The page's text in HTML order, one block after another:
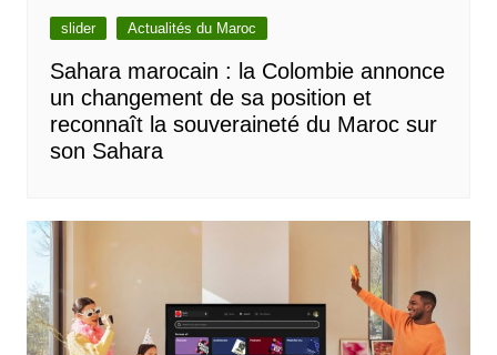
slider Actualités du Maroc
Sahara marocain : la Colombie annonce
un changement de sa position et
reconnaît la souveraineté du Maroc sur
son Sahara